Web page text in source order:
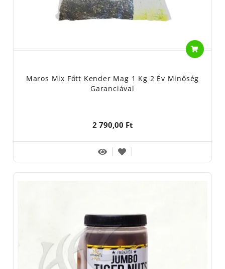
Maros Mix Főtt Kender Mag 1 Kg 2 Év Minőség
Garanciával
2 790,00 Ft